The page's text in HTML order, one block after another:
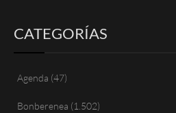
CATEGORÍAS
Agenda (47)
Bonberenea (1.502)